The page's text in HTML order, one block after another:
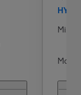
Mise